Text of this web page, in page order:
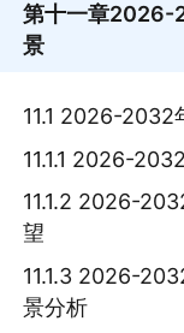
第十一章2026-
景
11.1 2026-2032
11.1.1 2026-
11.1.2 2026-
望
11.1.3 2026-
景分析